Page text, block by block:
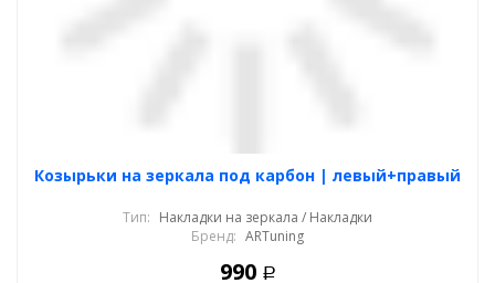
Козырьки на зеркала под карбон | левый+правый
Тип: Накладки на зеркала / Накладки
Бренд: ARTuning
990 Р